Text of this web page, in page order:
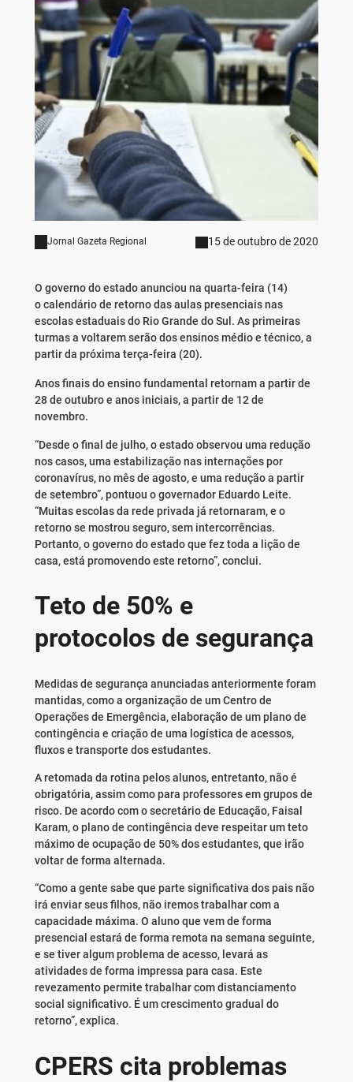
Jornal Gazeta Regional 15 de outubro de 2020
O governo do estado anunciou na quarta-feira (14)
ocalendário de retorno das aulas presenciais nas
escolas estaduaisdo Rio Grande do Sul. As primeiras
turmas a voltarem serão dosensinos médio e técnico, a
partir da próxima terça-feira (20).
Anos finais do ensino fundamental retornam a partir de
28 de outubro e anos iniciais, a partir de 12 de
novembro.
“Desde o final de julho, o estado observou uma redução
nos casos, uma estabilização nas internações por
coronavírus, no mês de agosto, e uma redução a partir
de setembro”, pontuou o governador Eduardo Leite.
“Muitas escolas da rede privada já retornaram, e o
retorno se mostrou seguro, sem intercorrências.
Portanto, o governo do estado que fez toda a lição de
casa, está promovendo este retorno”, conclui.
Teto de 50% e
protocolos de segurança
Medidas de segurança anunciadas anteriormente foram
mantidas, como a organização de um Centro de
Operações de Emergência, elaboração de um plano de
contingência e criação de uma logística de acessos,
fluxos e transporte dos estudantes.
A retomada da rotina pelos alunos, entretanto, não é
obrigatória, assim como para professores em grupos de
risco. De acordo com o secretário de Educação, Faisal
Karam, o plano de contingência deve respeitar um teto
máximo de ocupação de 50% dos estudantes, que irão
voltar de forma alternada.
“Como a gente sabe que parte significativa dos pais não
irá enviar seus filhos, não iremos trabalhar com a
capacidade máxima. O aluno que vem de forma
presencial estará de forma remota na semana seguinte,
e se tiver algum problema de acesso, levará as
atividades de forma impressa para casa. Este
revezamento permite trabalhar com distanciamento
social significativo. É um crescimento gradual do
retorno”, explica.
CPERS cita problemas